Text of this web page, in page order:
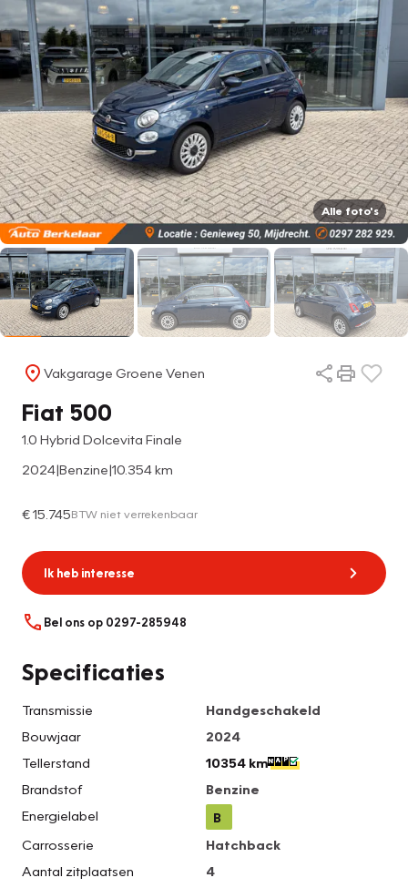
Alle foto's
Vakgarage Groene Venen
Fiat 500
1.0 Hybrid Dolcevita Finale
2024|Benzine|10.354 km
€ 15.745BTW niet verrekenbaar
Ik heb interesse
Bel ons op 0297-285948
Specificaties
Transmissie
Handgeschakeld
Bouwjaar
2024
Tellerstand
10354 km
Brandstof
Benzine
Energielabel
B
Carrosserie
Hatchback
Aantal zitplaatsen
4